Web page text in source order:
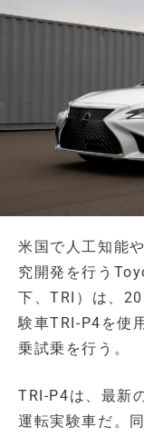
米国で人工知能
究開発を行う
下、TRI）は、
験車TRI-P4を使
乗試乗を行う。
TRI-P4は、最新
運転実験車だ。